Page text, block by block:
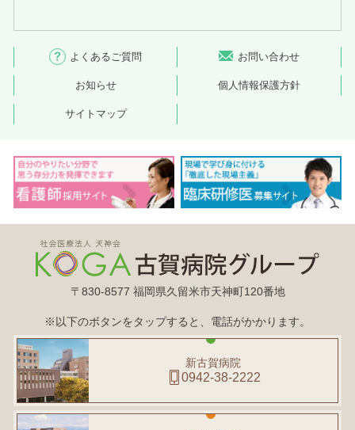
よくあるご質問 お問い合わせ
お知らせ 個人情報保護方針
サイトマップ
〒830-8577 福岡県久留米市天神町120番地
※以下のボタンをタップすると、電話がかかります。
新古賀病院
0942-38-2222